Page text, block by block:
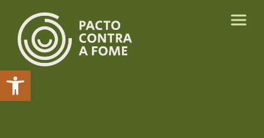
Abrir a barra de ferramentas